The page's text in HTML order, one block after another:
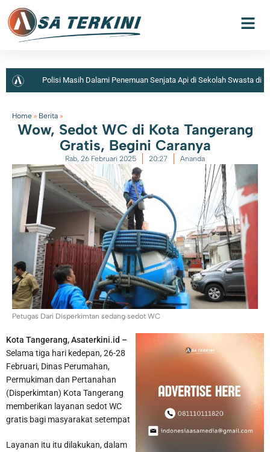
Polisi Masih Dalami Penemuan Senjata Api di Sekolah Swasta di
Membayar PBB dan BPHTB di Kota Tangerang Bisa Melalui
online, Ini Sejumlah Kanal yang Disiapkan
Home » Berita »
Wow, Sedot WC di Kota Tangerang
Gratis, Begini Caranya
Rab, 26 Februari 2025 20:27 Ananda
Petugas Dari Disperkimtan sedang sedot WC
Kota Tangerang, Asaterkini.id –
Selama tiga hari kedepan, 26-28
Februari, Dinas Perumahan,
Permukiman dan Pertanahan
(Disperkimtan) Kota Tangerang
memberikan layanan sedot WC
gratis bagi masyarakat setempat
Layanan itu itu dilakukan, dalam